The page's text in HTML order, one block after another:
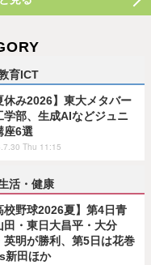
育ICT
休み2026】東大メタバー
学部、生成AIなどジュニ
座6選
Thu 11:15
活・健康
校野球2026夏】第4日青
田・東日大昌平・大分
英明が勝利、第5日は花巻
新田ほか